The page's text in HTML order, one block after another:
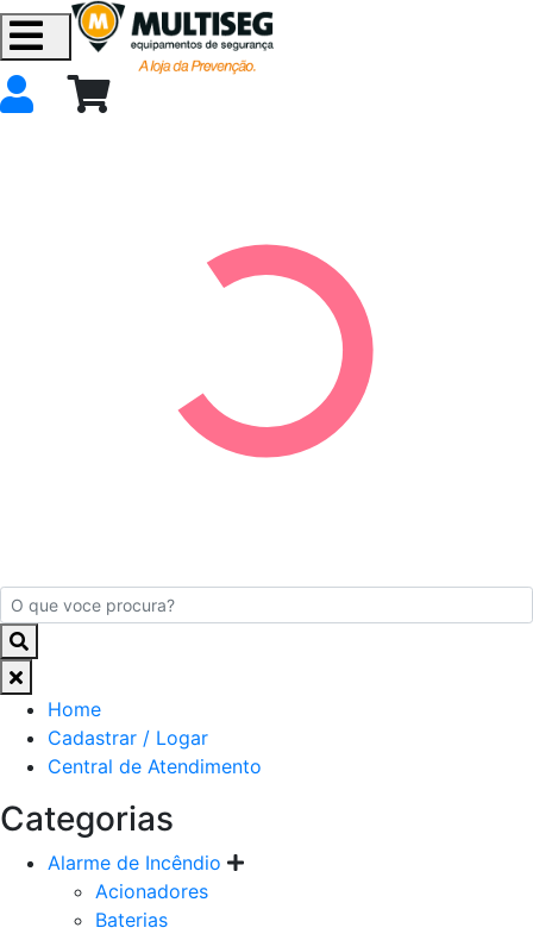
Home
Cadastrar / Logar
Central de Atendimento
Categorias
Alarme de Incêndio
Acionadores
Baterias